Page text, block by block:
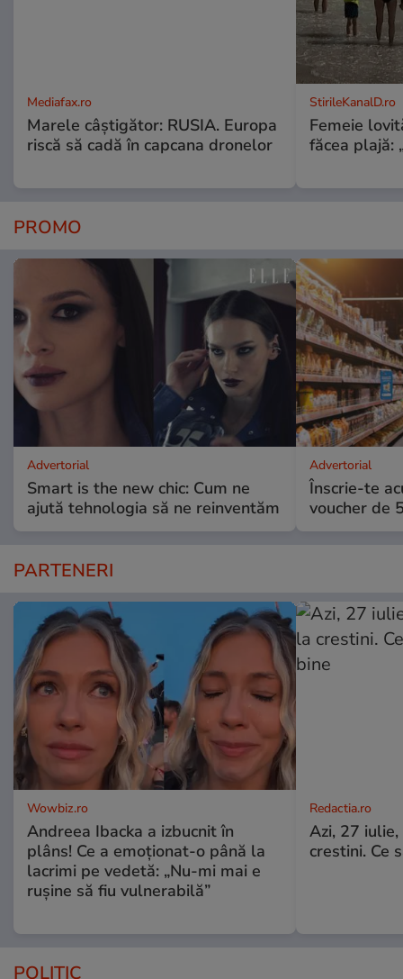
Mediafax.ro
Marele câștigător: RUSIA. Europa
riscă să cadă în capcana dronelor
StirileKanalD.ro
Femeie
făcea plajă:
PROMO
Advertorial
Smart is the new chic: Cum ne
ajută tehnologia să ne reinventăm
Advertorial
Înscrie-te
voucher de
PARTENERI
Wowbiz.ro
Andreea Ibacka a izbucnit în
plâns! Ce a emoționat-o până la
lacrimi pe vedetă: „Nu-mi mai e
rușine să fiu vulnerabilă”
Redactia.ro
Azi, 27
crestini. Ce
POLITIC